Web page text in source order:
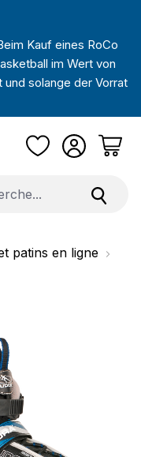
Kauf eines RoCo
im Wert von
solange der Vorrat
patins en ligne